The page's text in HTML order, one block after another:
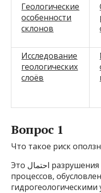
Геологические
особенности
склонов
Исследование
геологических
слоёв
Вопрос 1
Что такое риск
Это احتمال разрушения склона из-за сдвиговых
процессов,
гидрогеологическими